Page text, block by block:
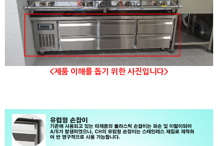
<제품 이해를 돕기 위한 사진입니다>